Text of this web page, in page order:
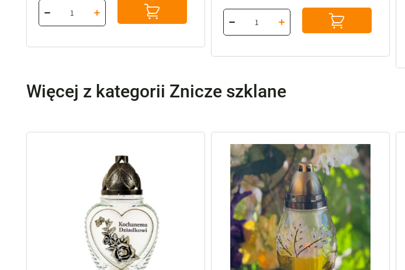
cena
wynosiła:
229,00 zł.
cena
wynosi:
219,00 zł.
Więcej z kategorii Znicze szklane